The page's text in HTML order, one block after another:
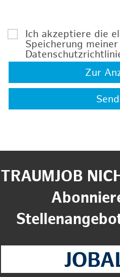
Ich akzeptiere die
Speicherung
Zur
TRAUMJOB